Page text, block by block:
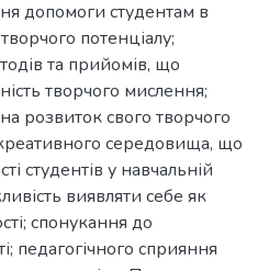
допомоги студентам в
потенціалу;
та прийомів, що
творчого мислення;
розвиток свого творчого
середовища, що
студентів у навчальній
виявляти себе як
спонукання до
педагогічного сприяння